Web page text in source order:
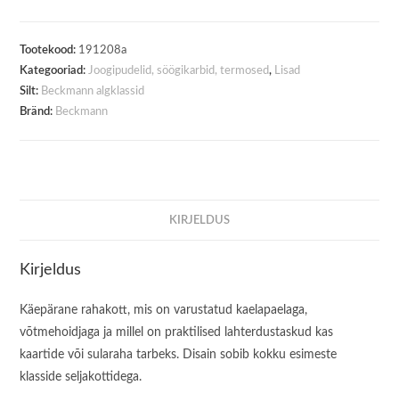
Tootekood: 191208a
Kategooriad:Joogipudelid, söögikarbid, termosed, Lisad
Silt: Beckmann algklassid
Bränd: Beckmann
KIRJELDUS
Kirjeldus
Käepärane rahakott, mis on varustatud kaelapaelaga,
võtmehoidjaga ja millel on praktilised lahterdustaskud kas
kaartide või sularaha tarbeks. Disain sobib kokku esimeste
klasside seljakottidega.